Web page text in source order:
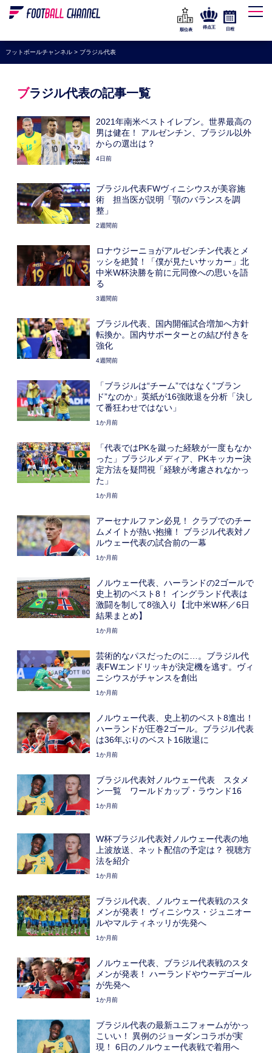
WEリーグ
海外サッカー
プレミアリーグ
ラ・リーガ
ブンデスリーガ
UEFA
高校サッカー
動画
順位表
得点王 日程
フットボールチャンネル> ブラジル代表
ブラジル代表の記事一覧
2021年南米ベストイレブン。世界最高の
男は健在！ アルゼンチン、ブラジル以外
からの選出は？
4日前
ブラジル代表FWヴィニシウスが美容施
術 担当医が説明「顎のバランスを調
整」
2週間前
ロナウジーニョがアルゼンチン代表とメ
ッシを絶賛！「僕が見たいサッカー」北
中米W杯決勝を前に元同僚への思いを語
る
3週間前
ブラジル代表、国内開催試合増加へ方針
転換か。国内サポーターとの結び付きを
強化
4週間前
「ブラジルは“チーム”ではなく“ブラン
ド”なのか」英紙が16強敗退を分析「決し
て番狂わせではない」
1か月前
「代表ではPKを蹴った経験が一度もなか
った」ブラジルメディア、PKキッカー決
定方法を疑問視「経験が考慮されなかっ
た」
1か月前
アーセナルファン必見！ クラブでのチー
ムメイトが熱い抱擁！ ブラジル代表対ノ
ルウェー代表の試合前の一幕
1か月前
ノルウェー代表、ハーランドの2ゴールで
史上初のベスト8！ イングランド代表は
激闘を制して8強入り【北中米W杯／6日
結果まとめ】
1か月前
芸術的なパスだったのに…。ブラジル代
表FWエンドリッキが決定機を逃す。ヴィ
ニシウスがチャンスを創出
1か月前
ノルウェー代表、史上初のベスト8進出！
ハーランドが圧巻2ゴール。ブラジル代表
は36年ぶりのベスト16敗退に
1か月前
ブラジル代表対ノルウェー代表 スタメ
ン一覧 ワールドカップ・ラウンド16
1か月前
W杯ブラジル代表対ノルウェー代表の地
上波放送、ネット配信の予定は？ 視聴方
法を紹介
1か月前
ブラジル代表、ノルウェー代表戦のスタ
メンが発表！ ヴィニシウス・ジュニオー
ルやマルティネッリが先発へ
1か月前
ノルウェー代表、ブラジル代表戦のスタ
メンが発表！ ハーランドやウーデゴール
が先発へ
1か月前
ブラジル代表の最新ユニフォームがかっ
こいい！ 異例のジョーダンコラボが実
現！ 6日のノルウェー代表戦で着用へ